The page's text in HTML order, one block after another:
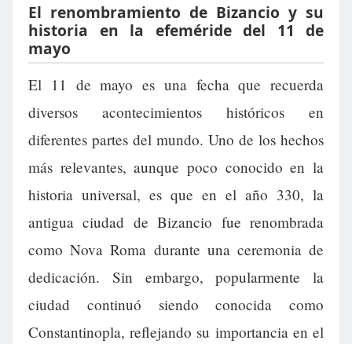
El renombramiento de Bizancio y su
historia en la efeméride del 11 de
mayo
El 11 de mayo es una fecha que recuerda
diversos acontecimientos históricos en
diferentes partes del mundo. Uno de los hechos
más relevantes, aunque poco conocido en la
historia universal, es que en el año 330, la
antigua ciudad de Bizancio fue renombrada
como Nova Roma durante una ceremonia de
dedicación. Sin embargo, popularmente la
ciudad continuó siendo conocida como
Constantinopla, reflejando su importancia en el